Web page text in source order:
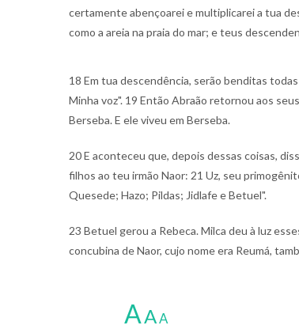
certamente abençoarei e multiplicarei a tua
como a areia na praia do mar; e teus
18 Em tua descendência, serão benditas
Minha voz". 19 Então Abraão retornou aos
Berseba. E ele viveu em Berseba.
20 E aconteceu que, depois dessas coisas,
filhos ao teu irmão Naor: 21 Uz, seu
Quesede; Hazo; Pildas; Jidlafe e Betuel".
23 Betuel gerou a Rebeca. Milca deu à luz
concubina de Naor, cujo nome era Reumá,
AAA